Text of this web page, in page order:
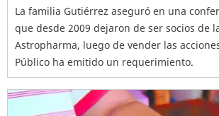
La familia Gutiérrez aseguró en una
que desde 2009 dejaron de ser socios de
Astropharma, luego de vender las
Público ha emitido un requerimiento.